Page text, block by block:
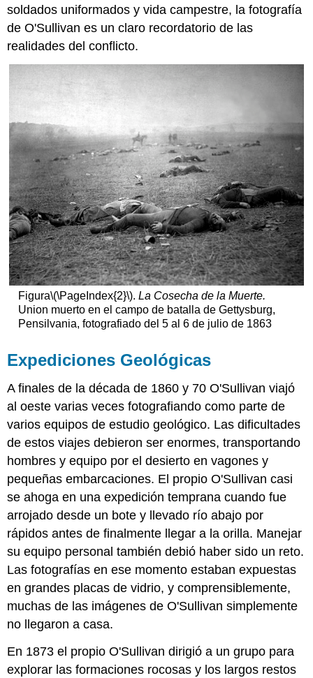
soldados uniformados y vida campestre, la fotografía
de O'Sullivan es un claro recordatorio de las
realidades del conflicto.
Figura\(\PageIndex{2}\). La Cosecha de la Muerte.
Union muerto en el campo de batalla de Gettysburg,
Pensilvania, fotografiado del 5 al 6 de julio de 1863
Expediciones Geológicas
A finales de la década de 1860 y 70 O'Sullivan viajó
al oeste varias veces fotografiando como parte de
varios equipos de estudio geológico. Las dificultades
de estos viajes debieron ser enormes, transportando
hombres y equipo por el desierto en vagones y
pequeñas embarcaciones. El propio O'Sullivan casi
se ahoga en una expedición temprana cuando fue
arrojado desde un bote y llevado río abajo por
rápidos antes de finalmente llegar a la orilla. Manejar
su equipo personal también debió haber sido un reto.
Las fotografías en ese momento estaban expuestas
en grandes placas de vidrio, y comprensiblemente,
muchas de las imágenes de O'Sullivan simplemente
no llegaron a casa.
En 1873 el propio O'Sullivan dirigió a un grupo para
explorar las formaciones rocosas y los largos restos